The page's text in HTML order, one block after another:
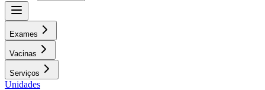
Exames
Vacinas
Serviços
Unidades